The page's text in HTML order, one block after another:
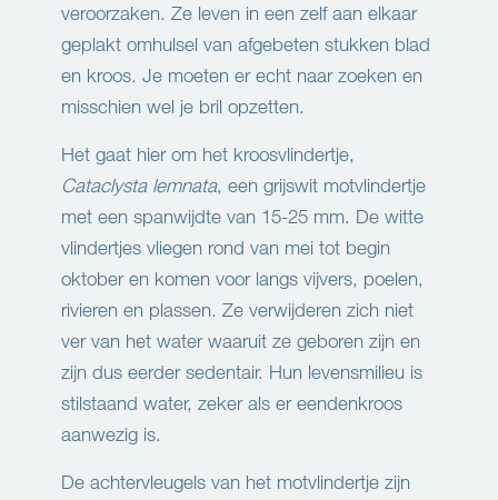
veroorzaken. Ze leven in een zelf aan elkaar
geplakt omhulsel van afgebeten stukken blad
en kroos. Je moeten er echt naar zoeken en
misschien wel je bril opzetten.
Het gaat hier om het kroosvlindertje,
Cataclysta lemnata, een grijswit motvlindertje
met een spanwijdte van 15-25 mm. De witte
vlindertjes vliegen rond van mei tot begin
oktober en komen voor langs vijvers, poelen,
rivieren en plassen. Ze verwijderen zich niet
ver van het water waaruit ze geboren zijn en
zijn dus eerder sedentair. Hun levensmilieu is
stilstaand water, zeker als er eendenkroos
aanwezig is.
De achtervleugels van het motvlindertje zijn